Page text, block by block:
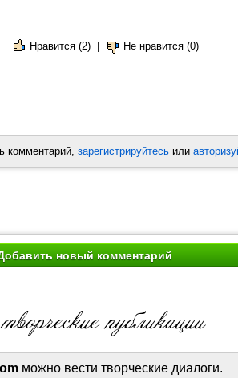
Нравится (2) Не нравится (0)
комментарий, зарегистрируйтесь или
можно вести творческие диалоги.